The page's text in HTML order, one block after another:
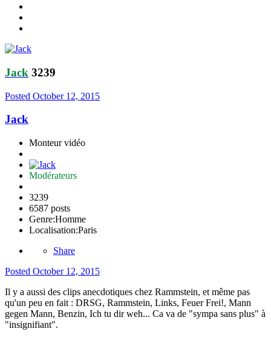
Jack 3239
Posted October 12, 2015
Jack
Monteur vidéo
Modérateurs
3239
6587 posts
Genre:Homme
Localisation:Paris
Share
Posted October 12, 2015
Il y a aussi des clips anecdotiques chez Rammstein, et même pas
qu'un peu en fait : DRSG, Rammstein, Links, Feuer Frei!, Mann
gegen Mann, Benzin, Ich tu dir weh... Ca va de "sympa sans plus" à
"insignifiant".